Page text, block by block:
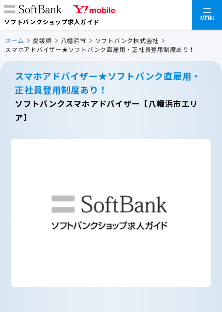
ソフトバンクショップ求人ガイド MENU
ホーム 愛媛県 八幡浜市
ソフトバンク株式会社
スマホアドバイザー★ソフトバンク直雇用・正社員登用制度あり！
スマホアドバイザー★ソフトバンク直雇用・
正社員登用制度あり！
ソフトバンクスマホアドバイザー【八幡浜市エリ
ア】